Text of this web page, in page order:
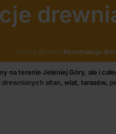
Strona główna/Konstrukcje
terenie Jeleniej Góry, ale i
drewnianych altan, wiat, tarasów,